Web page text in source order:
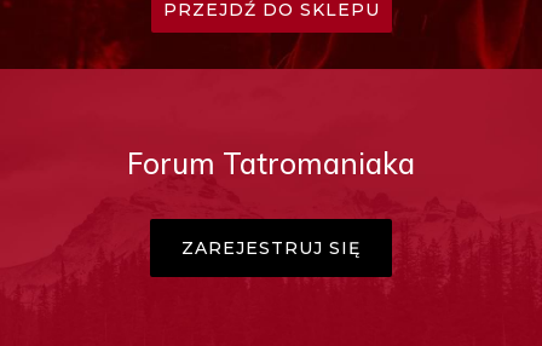
PRZEJDŹ DO SKLEPU
Forum Tatromaniaka
ZAREJESTRUJ SIĘ